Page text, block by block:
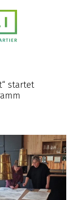
startet